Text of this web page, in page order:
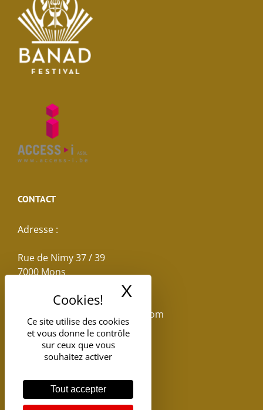
Ce site utilise des cookies
et vous donne le contrôle
sur ceux que vous
souhaitez activer
Tout accepter
X
CONTACT
Adresse :
Rue de Nimy 37 / 39
7000 Mons
reservations.losseau@gmail.com
Tel: +32(0)65.398.880